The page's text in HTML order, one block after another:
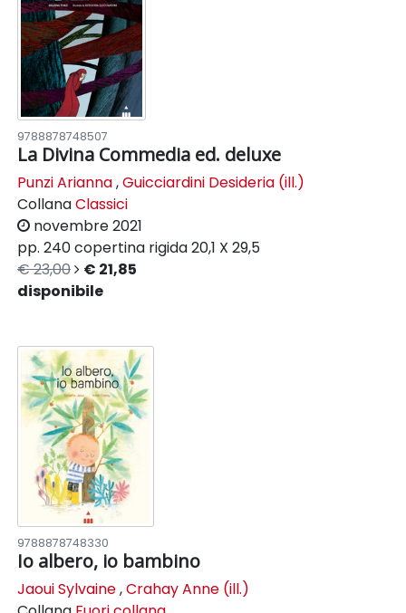
9788878748507
La Divina Commedia ed. deluxe
Punzi Arianna,Guicciardini Desideria (ill.)
CollanaClassici
novembre 2021
pp. 240copertina rigida20,1 X 29,5
€ 23,00
€ 21,85
disponibile
9788878748330
Io albero, io bambino
Jaoui Sylvaine,Crahay Anne (ill.)